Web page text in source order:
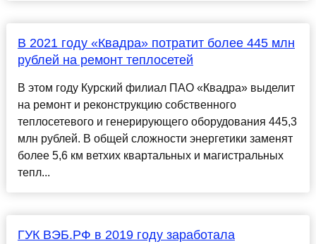
В 2021 году «Квадра» потратит более 445 млн
рублей на ремонт теплосетей
В этом году Курский филиал ПАО «Квадра» выделит
на ремонт и реконструкцию собственного
теплосетевого и генерирующего оборудования 445,3
млн рублей. В общей сложности энергетики заменят
более 5,6 км ветхих квартальных и магистральных
тепл...
ГУК ВЭБ.РФ в 2019 году заработала